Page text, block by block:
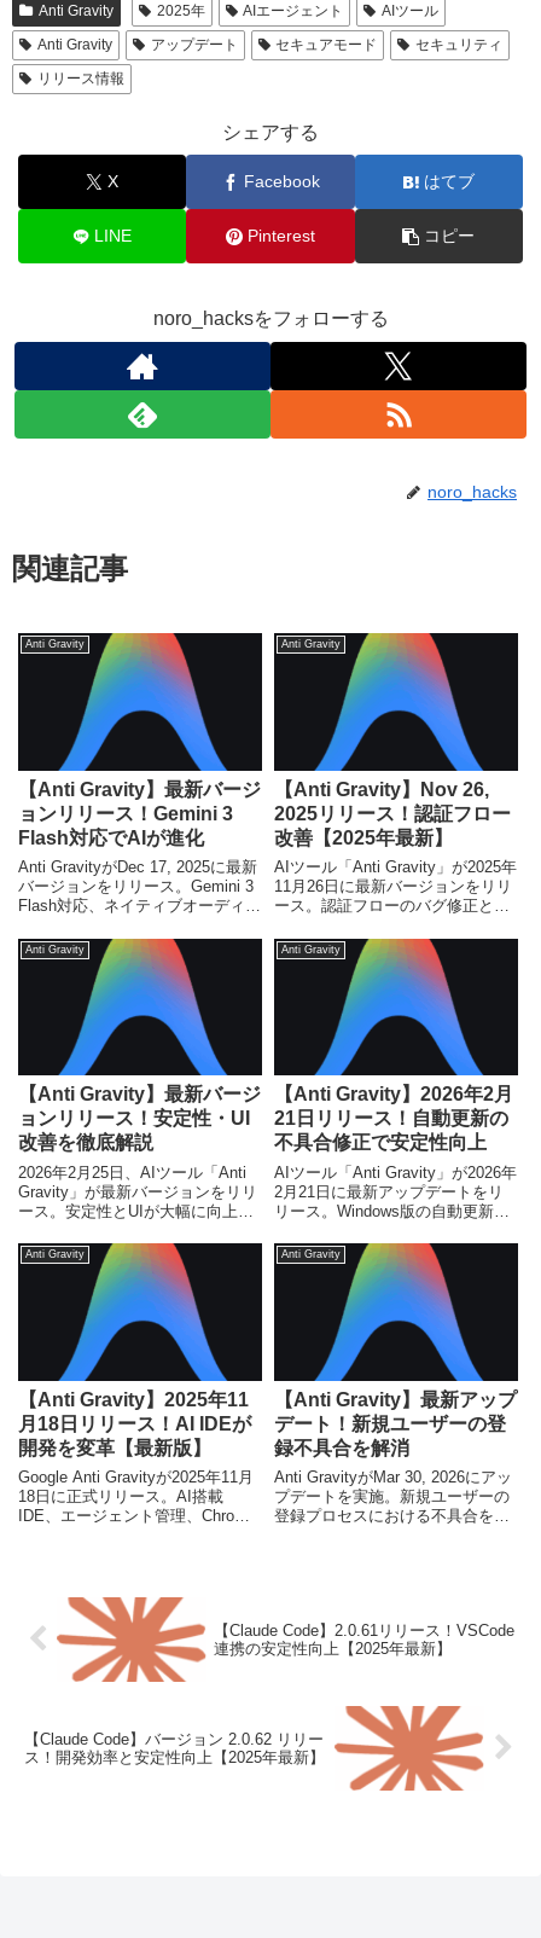
Anti Gravity 2025年 AIエージェント
AIツール
Anti Gravity
アップデート セキュアモード
セキュリティ
リリース情報
シェアする
X Facebook はてブ
LINE Pinterest コピー
noro_hacksをフォローする
noro_hacks
関連記事
Anti Gravity
【Anti Gravity】最新バージ
ョンリリース！Gemini 3
Flash対応でAIが進化
Anti GravityがDec 17, 2025に最新
バージョンをリリース。Gemini 3
Flash対応、ネイティブオーディオ
より、AI開発と利用の新たな可能
性を切り開きます。
Anti Gravity
【Anti Gravity】Nov 26,
2025リリース！認証フロー
改善【2025年最新】
AIツール「Anti Gravity」が2025年
11月26日に最新バージョンをリリ
ース。認証フローのバグ修正とオ
大幅改善。初心者からエンジニア
まで、その詳細とメリットを徹底
解説します。
Anti Gravity
【Anti Gravity】最新バージ
ョンリリース！安定性・UI
改善を徹底解説
2026年2月25日、AIツール「Anti
Gravity」が最新バージョンをリリ
ース。安定性とUIが大幅に向上
初心者からエンジニアまで必見の
アップデート内容を解説します。
Anti Gravity
【Anti Gravity】2026年2月
21日リリース！自動更新の
不具合修正で安定性向上
AIツール「Anti Gravity」が2026年
2月21日に最新アップデートをリ
リース。Windows版の自動更新機
はより安定した環境で最新機能を
利用できるようになります。手動
更新が必要なバージョンについて
Anti Gravity
【Anti Gravity】2025年11
月18日リリース！AI IDEが
開発を変革【最新版】
Google Anti Gravityが2025年11月
18日に正式リリース。AI搭載
IDE、エージェント管理、Chrome
Anti Gravity
【Anti Gravity】最新アップ
デート！新規ユーザーの登
録不具合を解消
Anti GravityがMar 30, 2026にアッ
プデートを実施。新規ユーザーの
登録プロセスにおける不具合を修
【Claude Code】2.0.61リリース！VSCode
連携の安定性向上【2025年最新】
【Claude Code】バージョン 2.0.62 リリー
ス！開発効率と安定性向上【2025年最新】